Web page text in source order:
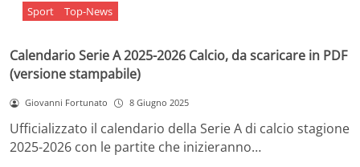
Sport Top-News
Calendario Serie A 2025-2026 Calcio, da scaricare in PDF
(versione stampabile)
Giovanni Fortunato 8 Giugno 2025
Ufficializzato il calendario della Serie A di calcio stagione
2025-2026 con le partite che inizieranno…